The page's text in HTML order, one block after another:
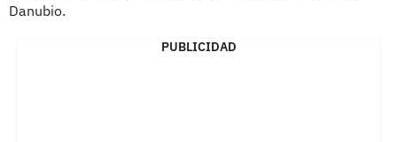
Danubio.
PUBLICIDAD